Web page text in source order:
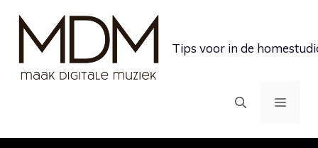
inhoud
Tips voor in de
MENU